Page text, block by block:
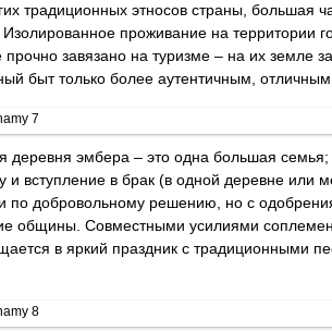
традиционных этносов страны, большая
проживание на территории
прочно завязано на туризме – на их земле
быт только более аутентичным,
деревня эмбера – это одна большая
и вступление в брак (в одной деревне
и по добровольному решению, но с
общины. Совместными усилиями
в яркий праздник с традиционными